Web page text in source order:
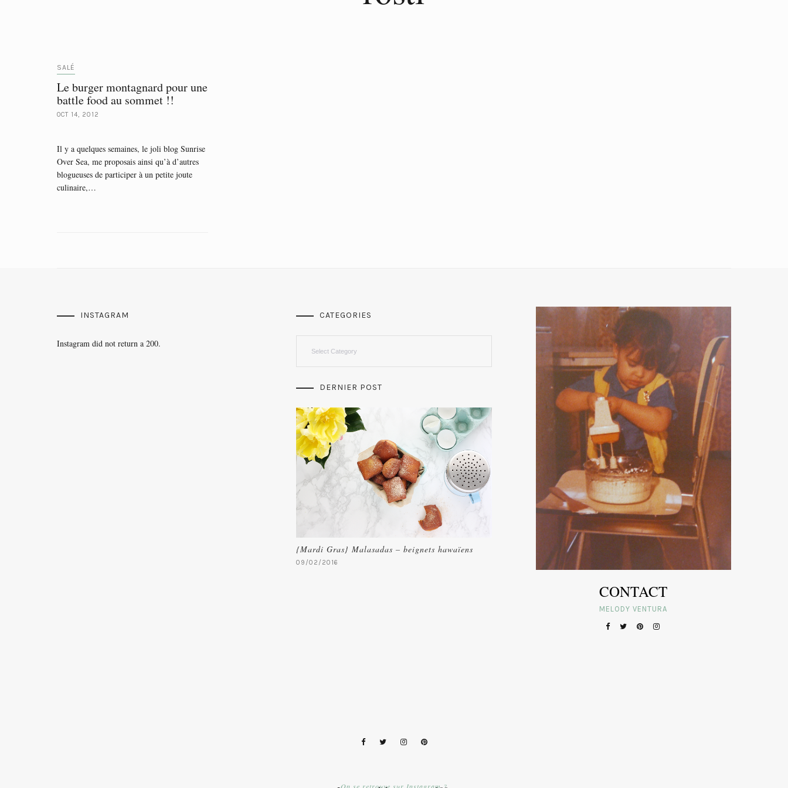
SALÉ
Le burger montagnard pour une
battle food au sommet !!
OCT 14, 2012
Il y a quelques semaines, le joli blog Sunrise
Over Sea, me proposais ainsi qu’à d’autres
blogueuses de participer à un petite joute
culinaire,…
INSTAGRAM
Instagram did not return a 200.
CATEGORIES
DERNIER POST
{Mardi Gras} Malasadas – beignets hawaïens
09/02/2016
CONTACT
MELODY VENTURA